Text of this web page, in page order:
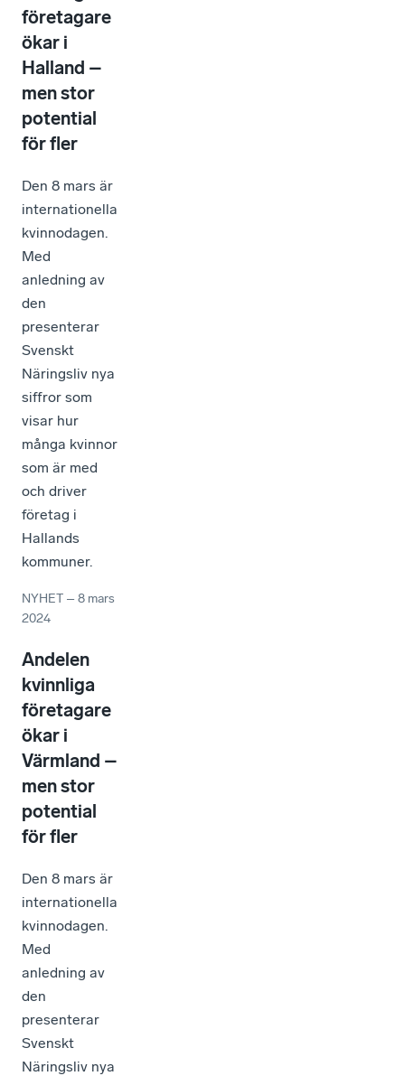
företagare
ökar i
Halland –
men stor
potential
för fler
Den 8 mars är
internationella
kvinnodagen.
Med
anledning av
den
presenterar
Svenskt
Näringsliv nya
siffror som
visar hur
många kvinnor
som är med
och driver
företag i
Hallands
kommuner.
NYHET –8 mars
2024
Andelen
kvinnliga
företagare
ökar i
Värmland –
men stor
potential
för fler
Den 8 mars är
internationella
kvinnodagen.
Med
anledning av
den
presenterar
Svenskt
Näringsliv nya